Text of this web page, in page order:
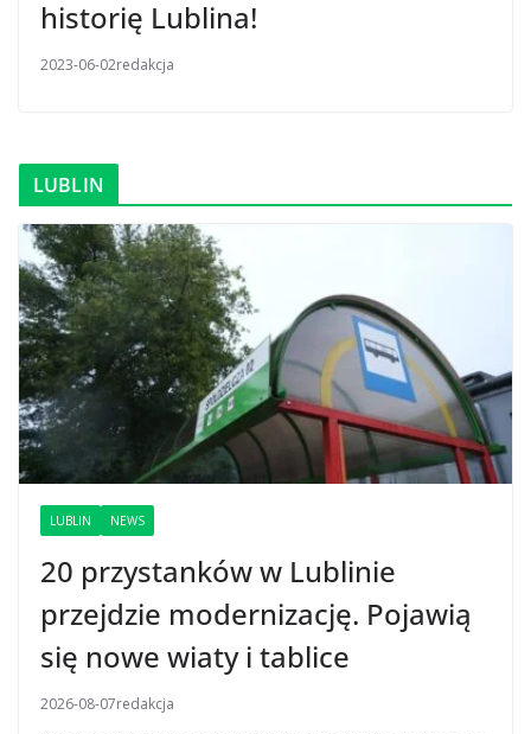
historię Lublina!
2023-06-02redakcja
LUBLIN
LUBLIN NEWS
20 przystanków w Lublinie
przejdzie modernizację. Pojawią
się nowe wiaty i tablice
2026-08-07redakcja